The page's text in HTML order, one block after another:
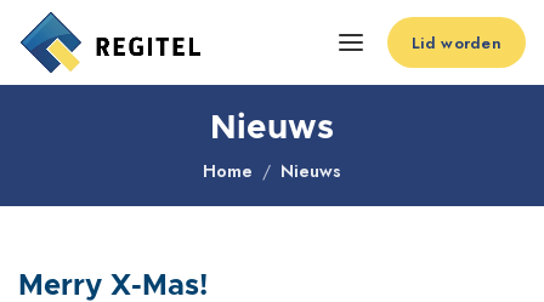
Lid worden
Nieuws
Home Nieuws
Merry X-Mas!